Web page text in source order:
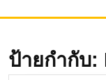
ป้ายกำกับ: